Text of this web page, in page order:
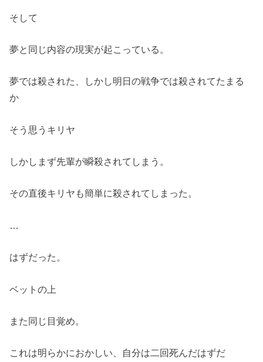
そして
夢と同じ内容の現実が起こっている。
夢では殺された、しかし明日の戦争では殺されてたまる
か
そう思うキリヤ
しかしまず先輩が瞬殺されてしまう。
その直後キリヤも簡単に殺されてしまった。
…
はずだった。
ベットの上
また同じ目覚め。
これは明らかにおかしい、自分は二回死んだはずだ